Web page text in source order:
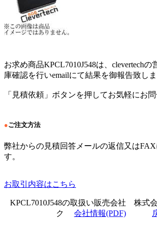
お求め商品KPCL7010J548は、clevertechの
庫確認を行いemailにて結果を御報告致しま
「見積依頼」ボタンを押してお気軽にお問
●ご注文方法
弊社からの見積回答メールの返信又は
す。
お取引内容はこちら
KPCL7010J548の取扱い販売会社 株式
ク 会社情報(PDF)